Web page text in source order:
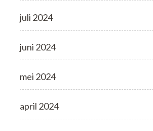
juli 2024
juni 2024
mei 2024
april 2024